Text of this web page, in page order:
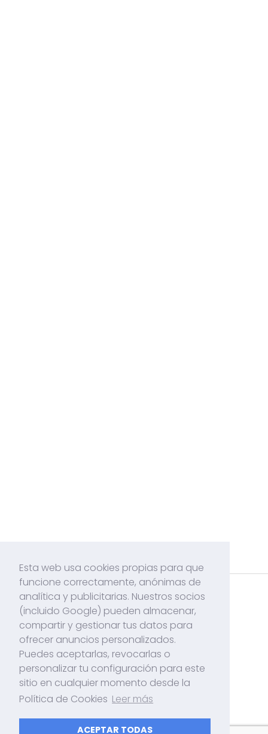
Acerca de mí
Contacto
Políticas de Cookies
Politicas de Privacidad
Tutoriales, Apps y mucho más!
Esta web usa cookies propias para que
funcione correctamente, anónimas de
analítica y publicitarias. Nuestros socios
(incluido Google) pueden almacenar,
compartir y gestionar tus datos para
ofrecer anuncios personalizados.
Puedes aceptarlas, revocarlas o
personalizar tu configuración para este
sitio en cualquier momento desde la
Política de Cookies Leer más
ACEPTAR TODAS